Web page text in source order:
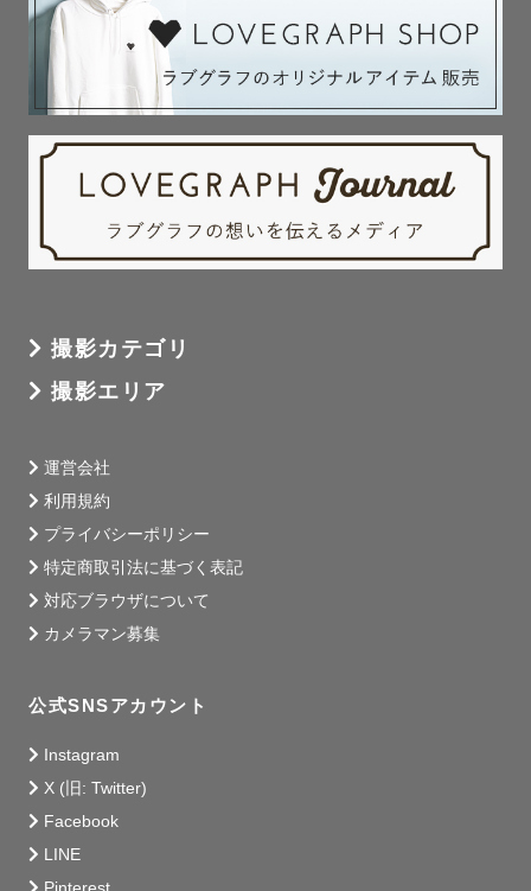
撮影カテゴリ
撮影エリア
運営会社
利用規約
プライバシーポリシー
特定商取引法に基づく表記
対応ブラウザについて
カメラマン募集
公式SNSアカウント
Instagram
X (旧: Twitter)
Facebook
LINE